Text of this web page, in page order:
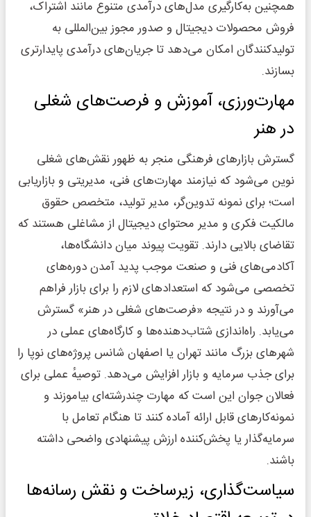
همچنین به‌کارگیری مدل‌های درآمدی متنوع مانند اشتراک،
فروش محصولات دیجیتال و صدور مجوز بین‌المللی به
تولیدکنندگان امکان می‌دهد تا جریان‌های درآمدی پایدارتری
بسازند.
مهارت‌ورزی، آموزش و فرصت‌های شغلی
در هنر
گسترش بازارهای فرهنگی منجر به ظهور نقش‌های شغلی
نوین می‌شود که نیازمند مهارت‌های فنی، مدیریتی و بازاریابی
است؛ برای نمونه تدوین‌گر، مدیر تولید، متخصص حقوق
مالکیت فکری و مدیر محتوای دیجیتال از مشاغلی هستند که
تقاضای بالایی دارند. تقویت پیوند میان دانشگاه‌ها،
آکادمی‌های فنی و صنعت موجب پدید آمدن دوره‌های
تخصصی می‌شود که استعدادهای لازم را برای بازار فراهم
می‌آورند و در نتیجه «فرصت‌های شغلی در هنر» گسترش
می‌یابد. راه‌اندازی شتاب‌دهنده‌ها و کارگاه‌های عملی در
شهرهای بزرگ مانند تهران یا اصفهان شانس پروژه‌های نوپا را
برای جذب سرمایه و بازار افزایش می‌دهد. توصیهٔ عملی برای
فعالان جوان این است که مهارت چندرشته‌ای بیاموزند و
نمونه‌کارهای قابل ارائه آماده کنند تا هنگام تعامل با
سرمایه‌گذار یا پخش‌کننده ارزش پیشنهادی واضحی داشته
باشند.
سیاست‌گذاری، زیرساخت و نقش رسانه‌ها